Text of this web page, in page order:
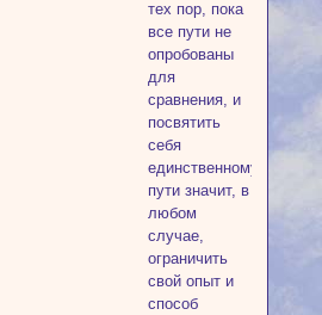
тех пор, пока
все пути не
опробованы
для
сравнения, и
посвятить
себя
единственному
пути значит, в
любом
случае,
ограничить
свой опыт и
способ